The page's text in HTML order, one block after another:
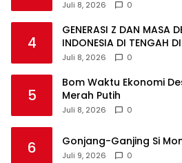
Juli 8, 2026 0
4
GENERASI Z DAN MASA
INDONESIA DI TENGAH
Juli 8, 2026 0
5
Bom Waktu Ekonomi
Merah Putih
Juli 8, 2026 0
6 Gonjang-Ganjing Si
Juli 9, 2026 0